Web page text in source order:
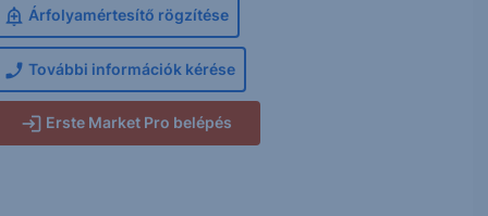
Árfolyamértesítő rögzítése
További információk kérése
Erste Market Pro belépés